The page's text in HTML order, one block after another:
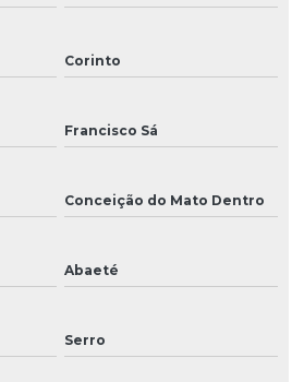
Corinto
Francisco Sá
Conceição do Mato Dentro
Abaeté
Serro